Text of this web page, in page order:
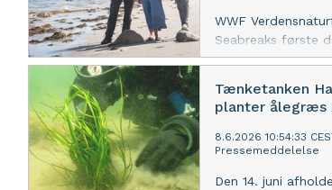
WWF
Seabreaks første
Revene er en
samlede marine
Seascape, som
Tænketanken
planter ålegræs
8.6.2026 10:54:33
Pressemeddelelse
Den 14. juni